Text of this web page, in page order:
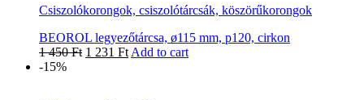
Csiszolókorongok, csiszolótárcsák, köszörűkorongok
BEOROL legyezőtárcsa, ø115 mm, p120, cirkon
1 450Ft 1 231 Ft Add to cart
-15%